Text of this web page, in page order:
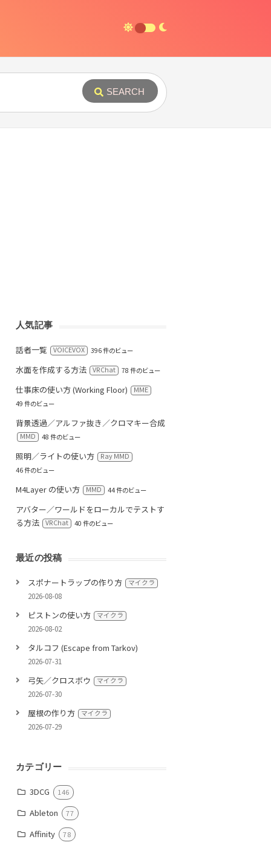
SEARCH
人気記事
話者一覧 VOICEVOX 396 件のビュー
水面を作成する方法 VRChat 78 件のビュー
仕事床の使い方 (Working Floor)
MME
49 件のビュー
背景透過／アルファ抜き／クロマキー合成
MMD 48 件のビュー
照明／ライトの使い方
Ray MMD
46 件のビュー
M4Layer の使い方 MMD 44 件のビュー
アバター／ワールドをローカルでテストす
る方法
VRChat 40 件のビュー
最近の投稿
スポナートラップの作り方 マイクラ
2026-08-08
ピストンの使い方 マイクラ
2026-08-02
タルコフ (Escape from Tarkov)
2026-07-31
弓矢／クロスボウ マイクラ
2026-07-30
屋根の作り方 マイクラ
2026-07-29
カテゴリー
3DCG 146
Ableton 77
Affinity 78